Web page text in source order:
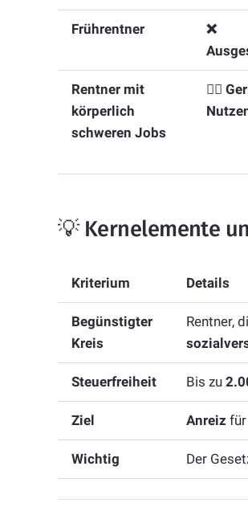
Frührentner
❌
Rentner mit
körperlich
schweren Jobs
🤷‍♂️
💡 Kernelemente
Kriterium Details
Begünstigter
Kreis
Rentner,
Steuerfreiheit Bis zu
Ziel Anreiz
Wichtig Der